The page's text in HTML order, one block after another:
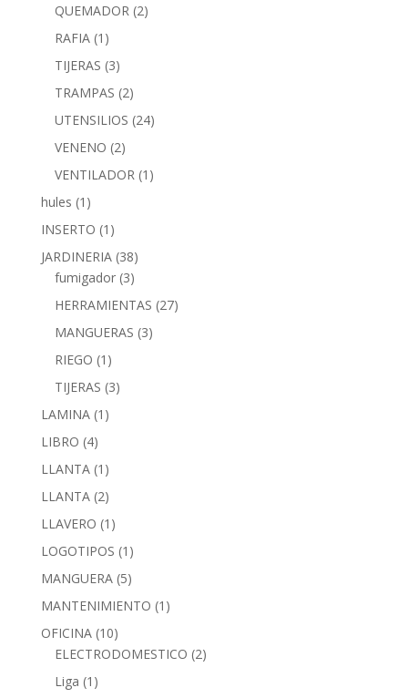
QUEMADOR (2)
RAFIA (1)
TIJERAS (3)
TRAMPAS (2)
UTENSILIOS (24)
VENENO (2)
VENTILADOR (1)
hules (1)
INSERTO (1)
JARDINERIA (38)
fumigador (3)
HERRAMIENTAS (27)
MANGUERAS (3)
RIEGO (1)
TIJERAS (3)
LAMINA (1)
LIBRO (4)
LLANTA (1)
LLANTA (2)
LLAVERO (1)
LOGOTIPOS (1)
MANGUERA (5)
MANTENIMIENTO (1)
OFICINA (10)
ELECTRODOMESTICO (2)
Liga (1)